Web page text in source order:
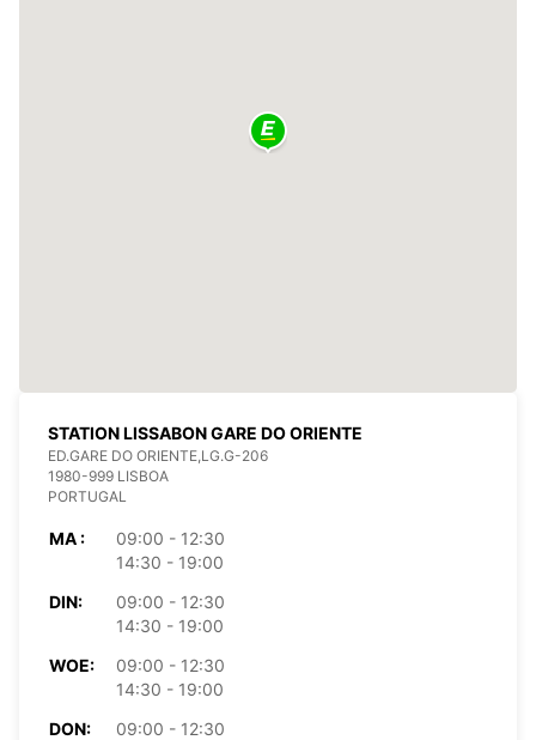
STATION LISSABON GARE DO ORIENTE
ED.GARE DO ORIENTE,LG.G-206
1980-999 LISBOA
PORTUGAL
MA :
09:00 - 12:30
14:30 - 19:00
DIN:
09:00 - 12:30
14:30 - 19:00
WOE:
09:00 - 12:30
14:30 - 19:00
DON:
09:00 - 12:30